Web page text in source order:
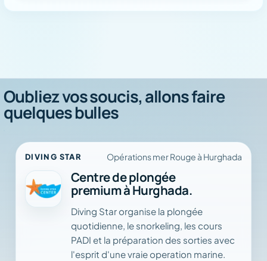
Oubliez vos soucis, allons faire
quelques bulles
DIVING STAR Opérations mer Rouge à Hurghada
Centre de plongée
premium à Hurghada.
Diving Star organise la plongée
quotidienne, le snorkeling, les cours
PADI et la préparation des sorties avec
l'esprit d'une vraie operation marine.